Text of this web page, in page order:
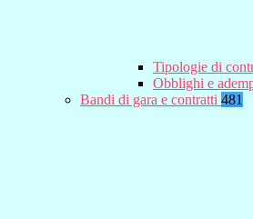
Tipologie di
Obblighi e
Bandi di gara e contratti 481